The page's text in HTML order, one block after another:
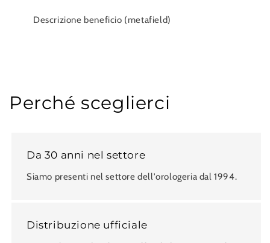
Descrizione beneficio (metafield)
Perché sceglierci
Da 30 anni nel settore
Siamo presenti nel settore dell'orologeria dal 1994.
Distribuzione ufficiale